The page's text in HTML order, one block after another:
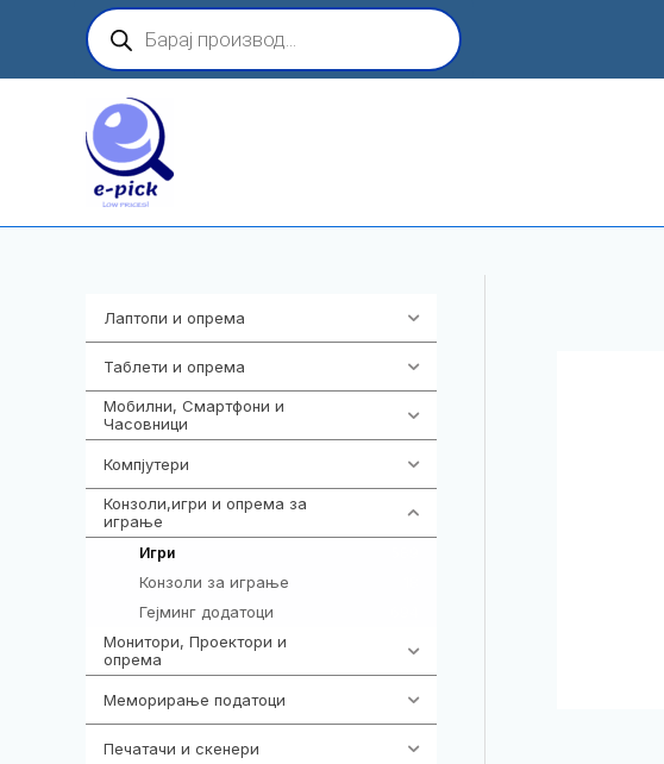
content
Products
search
Лаптопи и опрема
Таблети и опрема
Мобилни, Смартфони и
Часовници
Компјутери
Конзоли,игри и опрема за
играње
Игри
Конзоли за играње
Гејминг додатоци
Монитори, Проектори и
опрема
Меморирање податоци
Печатачи и скенери